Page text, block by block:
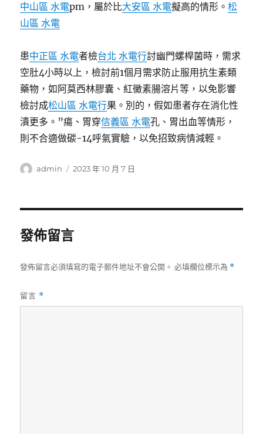
中山區 水電pm，屬於比大安區 水電擬高的情形。松
山區 水電
患中正區 水電者檢台北 水電行討幽門螺桿菌時，需求
空肚4小時以上，檢討前1個月需求防止服用抗生素類
藥物，如阿莫西林膠囊、紅黴素腸溶片等，以免影響
檢討成松山區 水電行果。別的，假如患者存在消化性
潰更多。”瘍、胃穿信義區 水電孔、胃出血等情形，
則不合適做碳-14呼氣實驗，以免招致病情減輕。
作
admin
發
2023 年 10 月 7 日
發佈留言
發佈留言必須填寫的電子郵件地址不會公開。 必填欄位標示為 *
留言 *